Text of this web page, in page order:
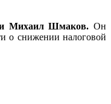
Михаил Шмаков. Он
о снижении налоговой